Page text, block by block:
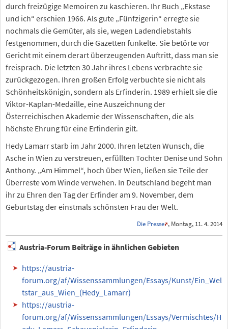
durch freizügige Memoiren zu kaschieren. Ihr Buch „Ekstase
und ich“ erschien 1966. Als gute „Fünfzigerin“ erregte sie
nochmals die Gemüter, als sie, wegen Ladendiebstahls
festgenommen, durch die Gazetten funkelte. Sie betörte vor
Gericht mit einem derart überzeugenden Auftritt, dass man sie
freisprach. Die letzten 30 Jahr ihres Lebens verbrachte sie
zurückgezogen. Ihren großen Erfolg verbuchte sie nicht als
Schönheitskönigin, sondern als Erfinderin. 1989 erhielt sie die
Viktor-Kaplan-Medaille, eine Auszeichnung der
Österreichischen Akademie der Wissenschaften, die als
höchste Ehrung für eine Erfinderin gilt.
Hedy Lamarr starb im Jahr 2000. Ihren letzten Wunsch, die
Asche in Wien zu verstreuen, erfüllten Tochter Denise und Sohn
Anthony. „Am Himmel“, hoch über Wien, ließen sie Teile der
Überreste vom Winde verwehen. In Deutschland begeht man
ihr zu Ehren den Tag der Erfinder am 9. November, dem
Geburtstag der einstmals schönsten Frau der Welt.
Die Presse , Montag, 11. 4. 2014
Austria-Forum Beiträge in ähnlichen Gebieten
https://austria-
forum.org/af/Wissenssammlungen/Essays/Kunst/Ein_Wel
tstar_aus_Wien_(Hedy_Lamarr)
https://austria-
forum.org/af/Wissenssammlungen/Essays/Vermischtes/H